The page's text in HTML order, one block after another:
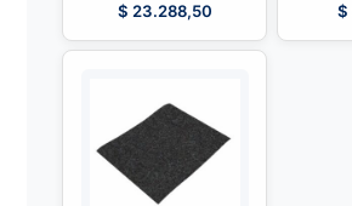
$ 23.288,50 $